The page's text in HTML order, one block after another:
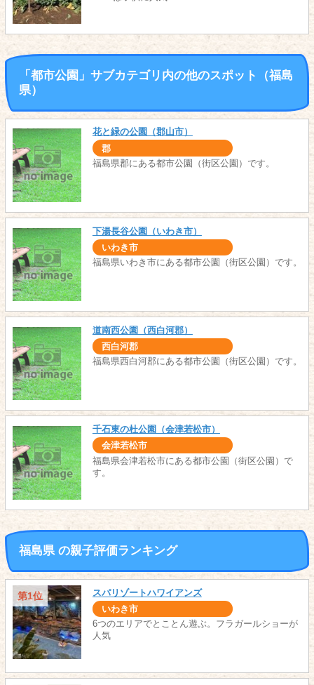
「都市公園」サブカテゴリ内の他のスポット（福島
県）
花と緑の公園（郡山市）
郡
福島県郡にある都市公園（街区公園）です。
下湯長谷公園（いわき市）
いわき市
福島県いわき市にある都市公園（街区公園）です。
道南西公園（西白河郡）
西白河郡
福島県西白河郡にある都市公園（街区公園）です。
千石東の杜公園（会津若松市）
会津若松市
福島県会津若松市にある都市公園（街区公園）で
す。
福島県 の親子評価ランキング
第1位 スパリゾートハワイアンズ
いわき市
6つのエリアでとことん遊ぶ。フラガールショーが
人気